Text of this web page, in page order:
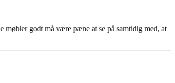
møbler godt må være pæne at se på samtidig med, at